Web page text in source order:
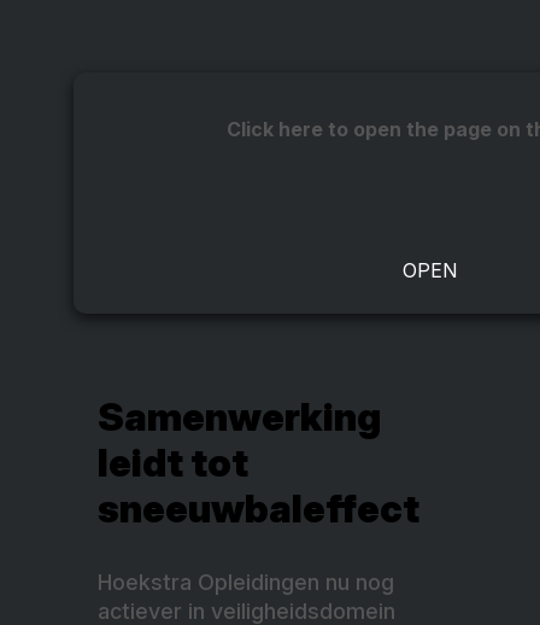
Click here to open the page on
Samenwerking
leidt tot
sneeuwbaleffect
Hoekstra Opleidingen nu nog
actiever in veiligheidsdomein